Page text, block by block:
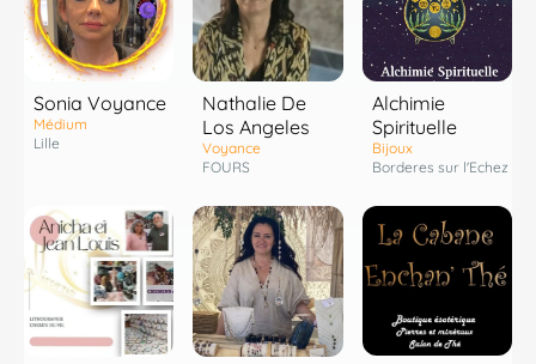
Sonia Voyance
Médium
Lille
Nathalie De
Los Angeles
Voyance
FOURS
Alchimie
Spirituelle
Bijoux
Borderes sur l'Echez